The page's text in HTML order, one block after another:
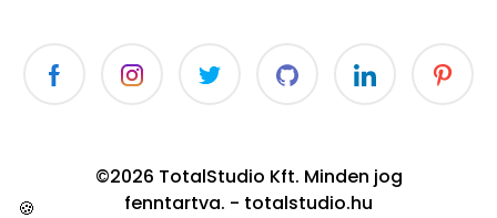
©2026 TotalStudio Kft. Minden jog
fenntartva. - totalstudio.hu
🍪